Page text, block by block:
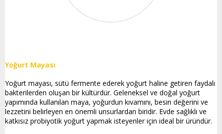
Yoğurt Mayası
Yoğurt mayası, sütü fermente ederek yoğurt haline getiren faydalı
bakterilerden oluşan bir kültürdür. Geleneksel ve doğal yoğurt
yapımında kullanılan maya, yoğurdun kıvamını, besin değerini ve
lezzetini belirleyen en önemli unsurlardan biridir. Evde sağlıklı ve
katkısız probiyotik yoğurt yapmak isteyenler için ideal bir üründür.